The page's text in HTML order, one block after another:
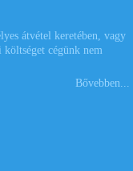
átvétel keretében, vagy
cégünk nem
Bővebben...